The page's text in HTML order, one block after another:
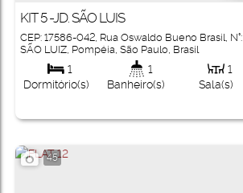
KIT 5 -JD. SÃO LUIS
CEP: 17586-042, Rua Oswaldo Bueno Brasil, N°:
SÃO LUIZ, Pompéia, São Paulo, Brasil
1
Dormitório(s)
1
Banheiro(s)
1
Sala(s)
45